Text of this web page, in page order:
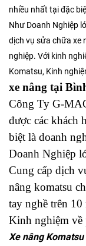
nhiều nhất tại đặc
Như Doanh Nghiệp
dịch vụ sửa chữa xe
nghiệp. Với kinh
Komatsu, Kinh
xe nâng tại
Công Ty G-
được các khách
biệt là doanh
Doanh Nghiệp
Cung cấp dịch
nâng komatsu
tay nghề trên
Kinh nghiệm về
Xe nâng